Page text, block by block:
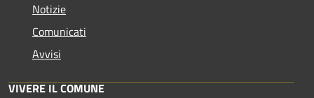
Notizie
Comunicati
Avvisi
VIVERE IL COMUNE